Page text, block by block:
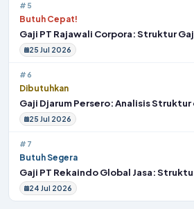
#5
Butuh Cepat!
Gaji PT Rajawali Corpora: Struktur
25 Jul 2026
#6
Dibutuhkan
Gaji Djarum Persero: Analisis Struktur
25 Jul 2026
#7
Butuh Segera
Gaji PT Rekaindo Global Jasa:
24 Jul 2026